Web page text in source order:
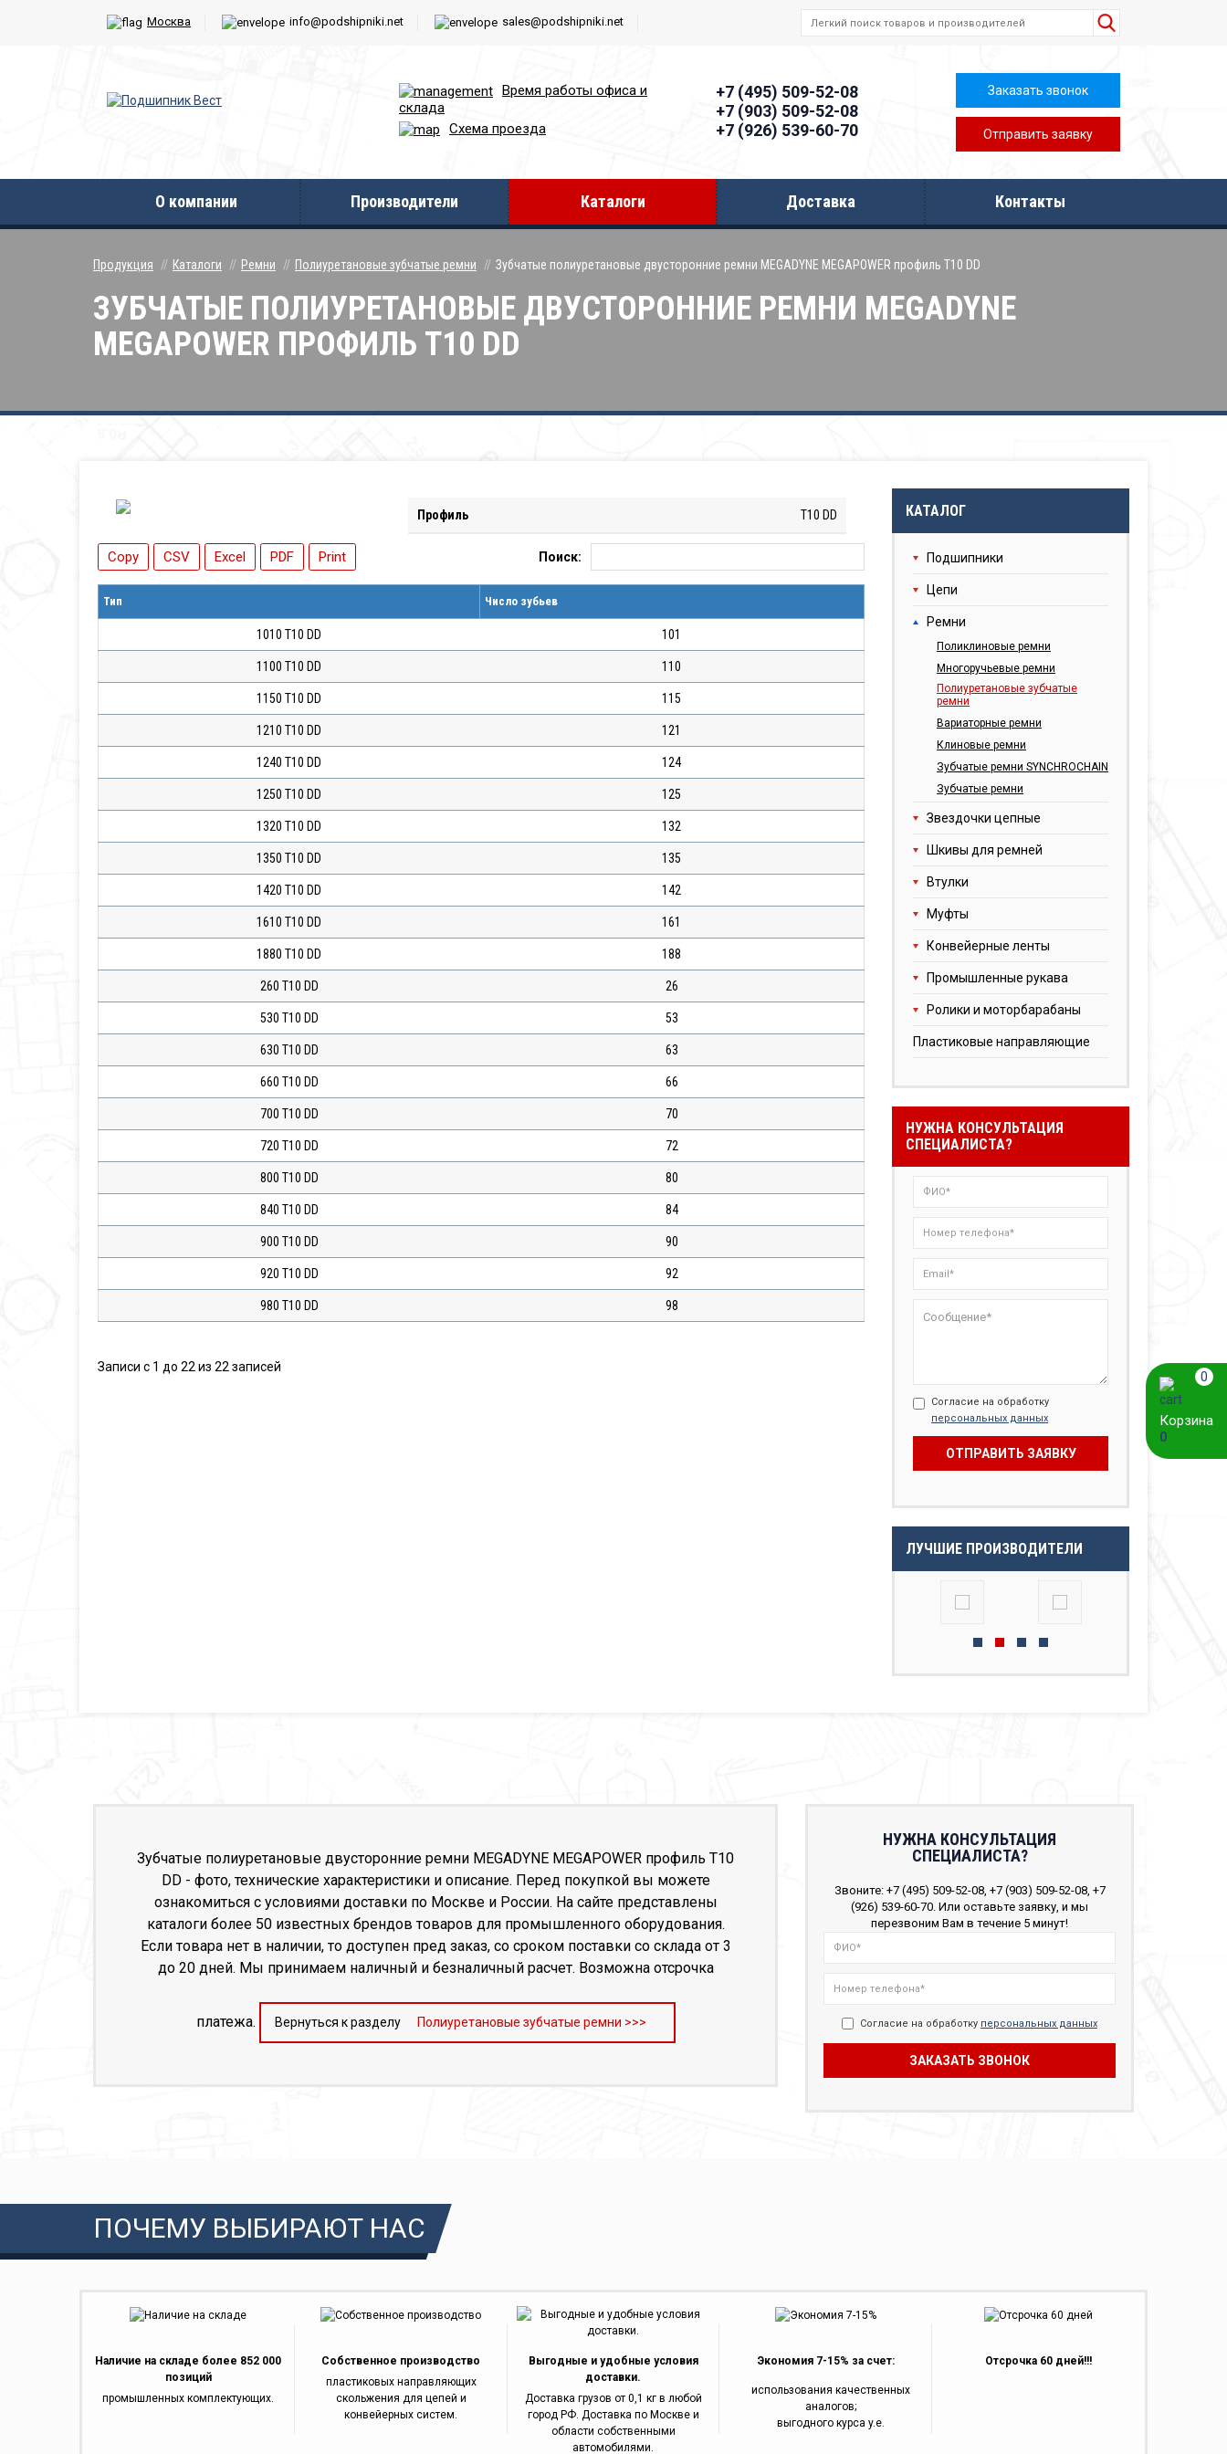
Москва info@podshipniki.net sales@podshipniki.net
Время работы офиcа и
склада
Схема проезда
+7 (495) 509-52-08
+7 (903) 509-52-08
+7 (926) 539-60-70
Заказать звонок
Отправить заявку
О компании Производители Каталоги Доставка Контакты
Продукция Каталоги Ремни Полиуретановые зубчатые ремни Зубчатые полиуретановые двусторонние ремни MEGADYNE MEGAPOWER профиль T10 DD
ЗУБЧАТЫЕ ПОЛИУРЕТАНОВЫЕ ДВУСТОРОННИЕ РЕМНИ MEGADYNE
MEGAPOWER ПРОФИЛЬ T10 DD
Профиль T10 DD
Copy CSV Excel PDF Print Поиск:
Тип Число зубьев
1010 T10 DD 101
1100 T10 DD 110
1150 T10 DD 115
1210 T10 DD 121
1240 T10 DD 124
1250 T10 DD 125
1320 T10 DD 132
1350 T10 DD 135
1420 T10 DD 142
1610 T10 DD 161
1880 T10 DD 188
260 T10 DD 26
530 T10 DD 53
630 T10 DD 63
660 T10 DD 66
700 T10 DD 70
720 T10 DD 72
800 T10 DD 80
840 T10 DD 84
900 T10 DD 90
920 T10 DD 92
980 T10 DD 98
Записи с 1 до 22 из 22 записей
КАТАЛОГ
Подшипники
Цепи
Ремни
Поликлиновые ремни
Многоручьевые ремни
Полиуретановые зубчатые
ремни
Вариаторные ремни
Клиновые ремни
Зубчатые ремни SYNCHROCHAIN
Зубчатые ремни
Звездочки цепные
Шкивы для ремней
Втулки
Муфты
Конвейерные ленты
Промышленные рукава
Ролики и моторбарабаны
Пластиковые направляющие
НУЖНА КОНСУЛЬТАЦИЯ
СПЕЦИАЛИСТА?
Согласие на обработку
персональных данных
ЛУЧШИЕ ПРОИЗВОДИТЕЛИ
Зубчатые полиуретановые двусторонние ремни MEGADYNE MEGAPOWER профиль T10
DD - фото, технические характеристики и описание. Перед покупкой вы можете
ознакомиться с условиями доставки по Москве и России. На сайте представлены
каталоги более 50 известных брендов товаров для промышленного оборудования.
Если товара нет в наличии, то доступен пред заказ, со сроком поставки со склада от 3
до 20 дней. Мы принимаем наличный и безналичный расчет. Возможна отсрочка
платежа. Вернуться к разделу Полиуретановые зубчатые ремни >>>
НУЖНА КОНСУЛЬТАЦИЯ
СПЕЦИАЛИСТА?
Звоните: +7 (495) 509-52-08, +7 (903) 509-52-08, +7
(926) 539-60-70. Или оставьте заявку, и мы
перезвоним Вам в течение 5 минут!
Согласие на обработку персональных данных
ПОЧЕМУ ВЫБИРАЮТ НАС
Наличие на складе более 852 000
позиций
промышленных комплектующих.
Собственное производство
пластиковых направляющих
скольжения для цепей и
конвейерных систем.
Выгодные и удобные условия
доставки.
Доставка грузов от 0,1 кг в любой
город РФ. Доставка по Москве и
области собственными
автомобилями.
Экономия 7-15% за счет:
использования качественных
аналогов;
выгодного курса y.e.
Отсрочка 60 дней!!!
Корзина
0
0